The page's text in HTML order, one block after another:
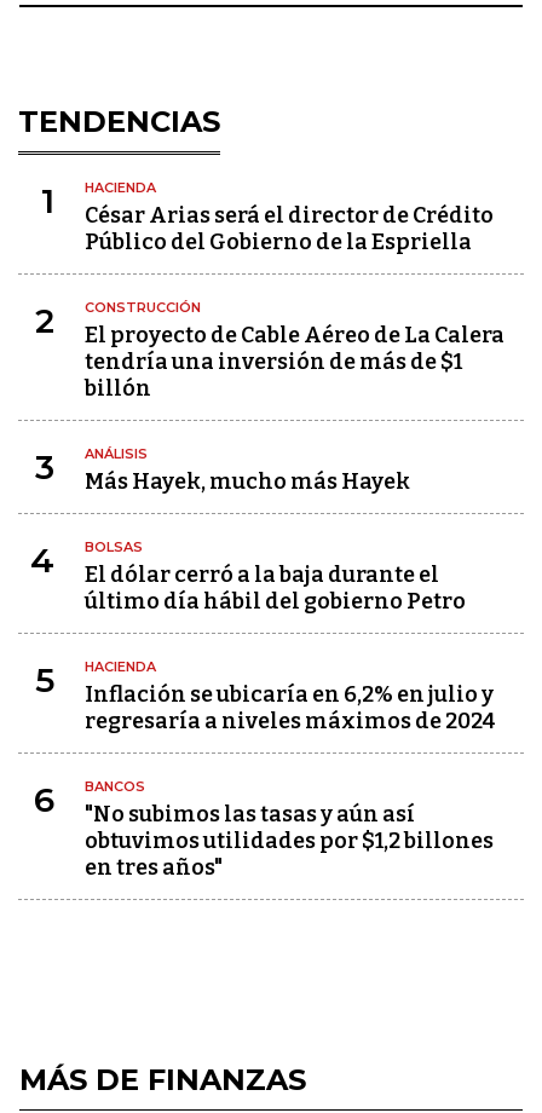
TENDENCIAS
1 HACIENDA
César Arias será el director de Crédito
Público del Gobierno de la Espriella
2 CONSTRUCCIÓN
El proyecto de Cable Aéreo de La Calera
tendría una inversión de más de $1
billón
3 ANÁLISIS
Más Hayek, mucho más Hayek
4 BOLSAS
El dólar cerró a la baja durante el
último día hábil del gobierno Petro
5 HACIENDA
Inflación se ubicaría en 6,2% en julio y
regresaría a niveles máximos de 2024
6 BANCOS
"No subimos las tasas y aún así
obtuvimos utilidades por $1,2 billones
en tres años"
MÁS DE FINANZAS